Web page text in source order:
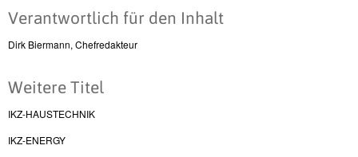
Verantwortlich für den Inhalt
Dirk Biermann, Chefredakteur
Weitere Titel
IKZ-HAUSTECHNIK
IKZ-ENERGY